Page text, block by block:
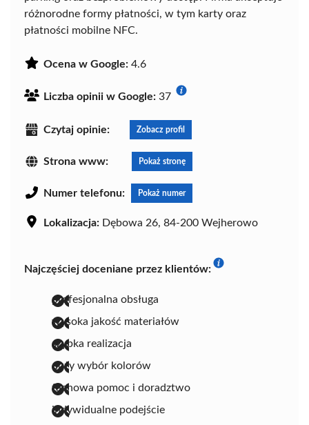
różnorodne formy płatności, w tym karty oraz
płatności mobilne NFC.
Ocena w Google: 4.6
Liczba opinii w Google: 37
Czytaj opinie: Zobacz profil
Strona www: Pokaż stronę
Numer telefonu: Pokaż numer
Lokalizacja: Dębowa 26, 84-200 Wejherowo
Najczęściej doceniane przez klientów:
profesjonalna obsługa
wysoka jakość materiałów
szybka realizacja
duży wybór kolorów
fachowa pomoc i doradztwo
indywidualne podejście